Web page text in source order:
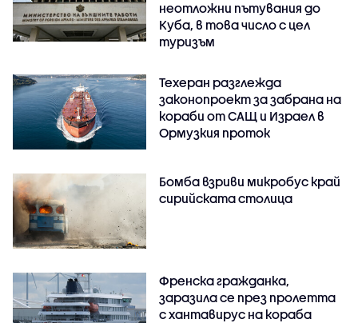
неотложни пътувания до
Куба, в това число с цел
туризъм
Техеран разглежда
законопроект за забрана на
кораби от САЩ и Израел в
Ормузкия проток
Бомба взриви микробус край
сирийската столица
Френска гражданка,
заразила се през пролетта
с хантавирус на кораба